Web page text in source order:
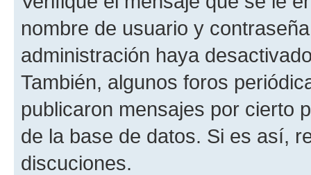
nombre de usuario y
administración haya
También, algunos foros
publicaron mensajes por cierto
de la base de datos. Si es así,
discuciones.